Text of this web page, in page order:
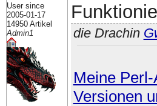
User since
2005-01-17
14950 Artikel
Admin1
die Drachin
Meine
Versionen